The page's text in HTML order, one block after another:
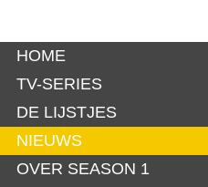
HOME
TV-SERIES
DE LIJSTJES
NIEUWS
OVER SEASON 1